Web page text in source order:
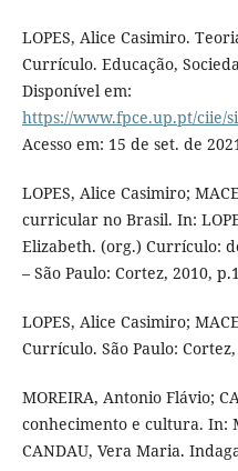
LOPES, Alice Casimiro.
Currículo. Educação,
Disponível em:
https://www.fpce.up.pt/ciie/
Acesso em: 15 de set. de
LOPES, Alice Casimiro;
curricular no Brasil. In:
Elizabeth. (org.) Currículo:
– São Paulo: Cortez, 2010,
LOPES, Alice Casimiro;
Currículo. São Paulo: Cortez,
MOREIRA, Antonio Flávio;
conhecimento e cultura. In:
CANDAU, Vera Maria.